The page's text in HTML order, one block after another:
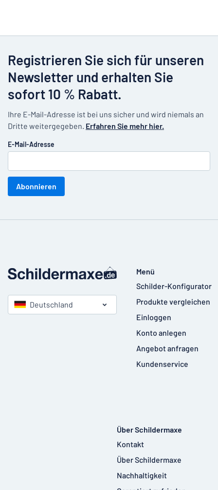
Registrieren Sie sich für unseren
Newsletter und erhalten Sie
sofort 10 % Rabatt.
Ihre E-Mail-Adresse ist bei uns sicher und wird niemals an
Dritte weitergegeben. Erfahren Sie mehr hier.
E-Mail-Adresse
Abonnieren
Deutschland
Menü
Schilder-Konfigurator
Produkte vergleichen
Einloggen
Konto anlegen
Angebot anfragen
Kundenservice
Über Schildermaxe
Kontakt
Über Schildermaxe
Nachhaltigkeit